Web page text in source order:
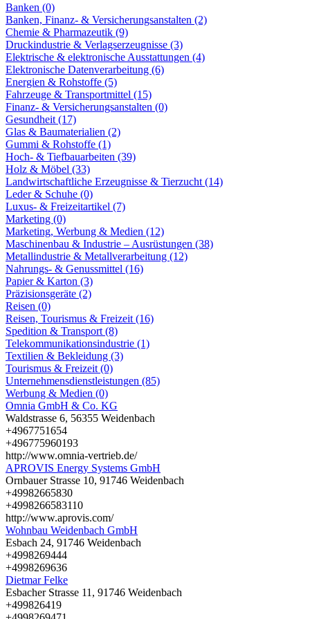
Banken (0)
Banken, Finanz- & Versicherungsanstalten (2)
Chemie & Pharmazeutik (9)
Druckindustrie & Verlagserzeugnisse (3)
Elektrische & elektronische Ausstattungen (4)
Elektronische Datenverarbeitung (6)
Energien & Rohstoffe (5)
Fahrzeuge & Transportmittel (15)
Finanz- & Versicherungsanstalten (0)
Gesundheit (17)
Glas & Baumaterialien (2)
Gummi & Rohstoffe (1)
Hoch- & Tiefbauarbeiten (39)
Holz & Möbel (33)
Landwirtschaftliche Erzeugnisse & Tierzucht (14)
Leder & Schuhe (0)
Luxus- & Freizeitartikel (7)
Marketing (0)
Marketing, Werbung & Medien (12)
Maschinenbau & Industrie – Ausrüstungen (38)
Metallindustrie & Metallverarbeitung (12)
Nahrungs- & Genussmittel (16)
Papier & Karton (3)
Präzisionsgeräte (2)
Reisen (0)
Reisen, Tourismus & Freizeit (16)
Spedition & Transport (8)
Telekommunikationsindustrie (1)
Textilien & Bekleidung (3)
Tourismus & Freizeit (0)
Unternehmensdienstleistungen (85)
Werbung & Medien (0)
Omnia GmbH & Co. KG
Waldstrasse 6, 56355 Weidenbach
+4967751654
+496775960193
http://www.omnia-vertrieb.de/
APROVIS Energy Systems GmbH
Ornbauer Strasse 10, 91746 Weidenbach
+49982665830
+4998266583110
http://www.aprovis.com/
Wohnbau Weidenbach GmbH
Esbach 24, 91746 Weidenbach
+4998269444
+4998269636
Dietmar Felke
Esbacher Strasse 11, 91746 Weidenbach
+499826419